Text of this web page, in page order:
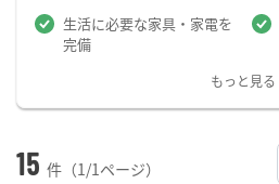
生活に必要な家具・家電を
完備
もっと見る
15 件（1/1ページ）